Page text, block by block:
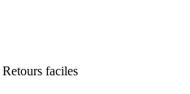
Retours faciles